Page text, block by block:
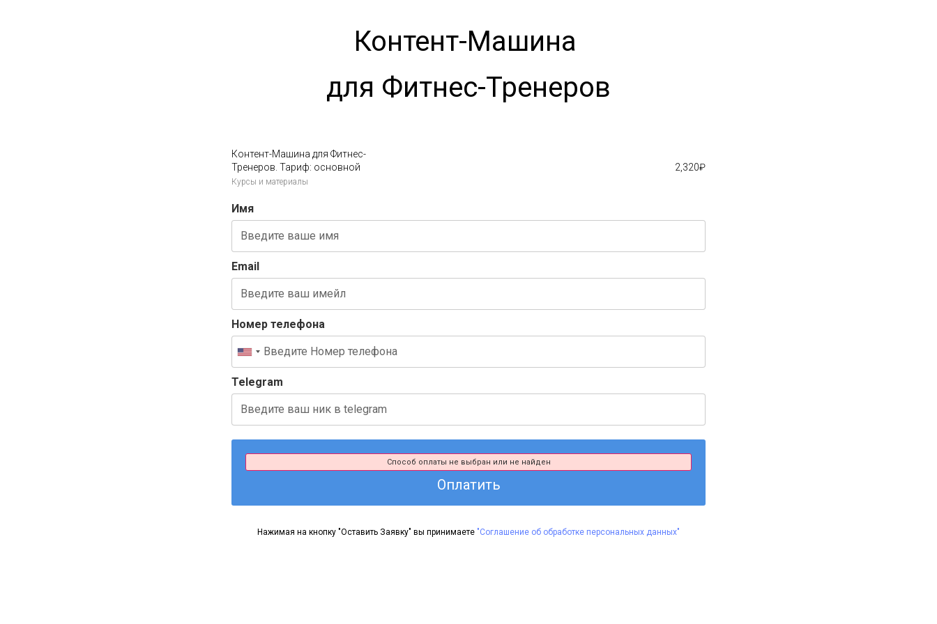
Контент-Машина
для Фитнес-Тренеров
Контент-Машина для Фитнес-
Тренеров. Тариф: основной
Курсы и материалы
2,320₽
Имя
Email
Номер телефона
Telegram
Способ оплаты не выбран или не найден
Оплатить
Нажимая на кнопку "Оставить Заявку" вы принимаете "Соглашение об обработке персональных данных"